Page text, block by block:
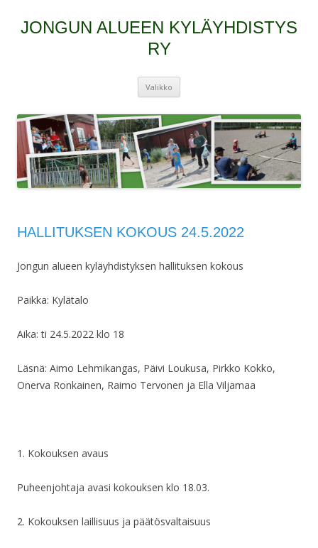
JONGUN ALUEEN KYLÄYHDISTYS
RY
Valikko
HALLITUKSEN KOKOUS 24.5.2022
Jongun alueen kyläyhdistyksen hallituksen kokous
Paikka: Kylätalo
Aika: ti 24.5.2022 klo 18
Läsnä: Aimo Lehmikangas, Päivi Loukusa, Pirkko Kokko,
Onerva Ronkainen, Raimo Tervonen ja Ella Viljamaa
1. Kokouksen avaus
Puheenjohtaja avasi kokouksen klo 18.03.
2. Kokouksen laillisuus ja päätösvaltaisuus